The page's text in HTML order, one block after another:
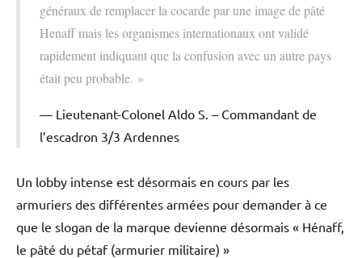
généraux de remplacer la cocarde par une image de pâté
Henaff mais les organismes internationaux ont validé
rapidement indiquant que la confusion avec un autre pays
était peu probable. »
Lieutenant-Colonel Aldo S. – Commandant de
l’escadron 3/3 Ardennes
Un lobby intense est désormais en cours par les
armuriers des différentes armées pour demander à ce
que le slogan de la marque devienne désormais « Hénaff,
le pâté du pétaf (armurier militaire) »